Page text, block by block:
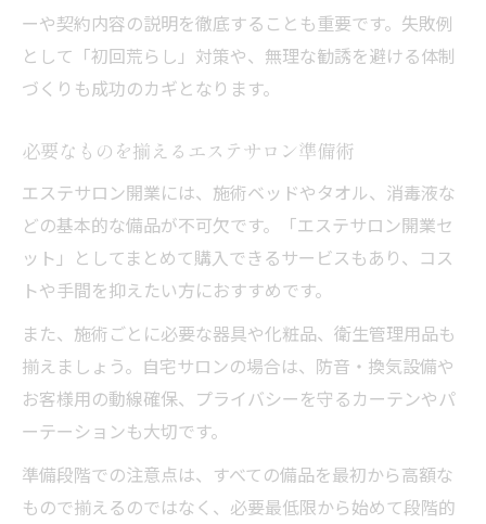
ーや契約内容の説明を徹底することも重要です。失敗例
として「初回荒らし」対策や、無理な勧誘を避ける体制
づくりも成功のカギとなります。
必要なものを揃えるエステサロン準備術
エステサロン開業には、施術ベッドやタオル、消毒液な
どの基本的な備品が不可欠です。「エステサロン開業セ
ット」としてまとめて購入できるサービスもあり、コス
トや手間を抑えたい方におすすめです。
また、施術ごとに必要な器具や化粧品、衛生管理用品も
揃えましょう。自宅サロンの場合は、防音・換気設備や
お客様用の動線確保、プライバシーを守るカーテンやパ
ーテーションも大切です。
準備段階での注意点は、すべての備品を最初から高額な
もので揃えるのではなく、必要最低限から始めて段階的